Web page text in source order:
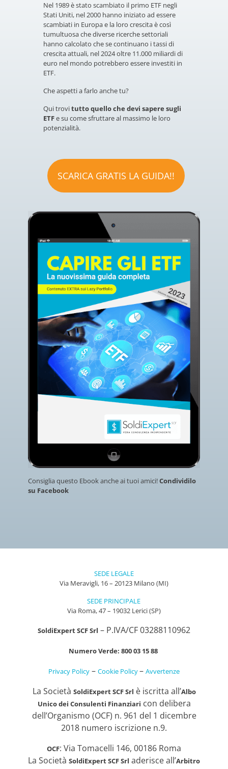
Nel 1989 è stato scambiato il primo ETF negli
Stati Uniti, nel 2000 hanno iniziato ad essere
scambiati in Europa e la loro crescita è così
tumultuosa che diverse ricerche settoriali
hanno calcolato che se continuano i tassi di
crescita attuali, nel 2024 oltre 11.000 miliardi di
euro nel mondo potrebbero essere investiti in
ETF.
Che aspetti a farlo anche tu?
Qui trovitutto quello che devi sapere sugli
ETFe su come sfruttare al massimo le loro
potenzialità.
SCARICA GRATIS LA GUIDA!!
Consiglia questo Ebook anche ai tuoi amici!Condividilo
su Facebook
SEDE LEGALE
Via Meravigli, 16 – 20123 Milano (MI)
SEDE PRINCIPALE
Via Roma, 47 – 19032 Lerici (SP)
SoldiExpert SCF Srl – P.IVA/CF 03288110962
Numero Verde: 800 03 15 88
Privacy Policy – Cookie Policy– Avvertenze
La Società SoldiExpert SCF Srl è iscritta all’Albo
Unico dei Consulenti Finanziari con delibera
dell’Organismo (OCF) n. 961 del 1 dicembre
2018 numero iscrizione n.9.
OCF: Via Tomacelli 146, 00186 Roma
La Società SoldiExpert SCF Srl aderisce all’Arbitro